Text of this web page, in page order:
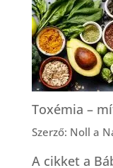
Toxémia –
Szerző: Noll a
A cikket a